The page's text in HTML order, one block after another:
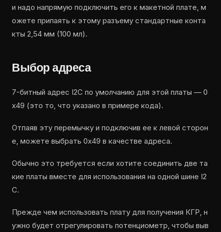
и надо напрямую подключить его к макетной плате, м
ожете припаять к этому разъему стандартные конта
кты 2,54 мм (100 мл).
Выбор адреса
7-битный адрес I2C по умолчанию для этой платы — 0
x49 (это то, что указано в примере кода).
Отпаяв эту перемычку и подключив ее к левой сторон
е, можете выбрать 0x49 в качестве адреса.
Обычно это требуется если хотите соединить две та
кие платы вместе для использования на одной шине I2
C.
Прежде чем использовать плату для получения КГР, н
ужно будет отрегулировать потенциометр, чтобы выв